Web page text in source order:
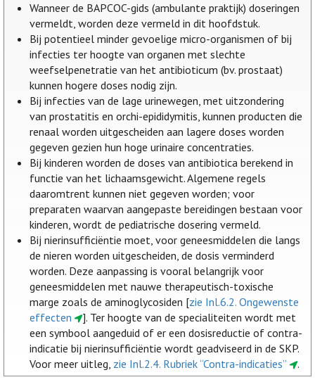
Wanneer de BAPCOC-gids (ambulante praktijk) doseringen
vermeldt, worden deze vermeld in dit hoofdstuk.
Bij potentieel minder gevoelige micro-organismen of bij
infecties ter hoogte van organen met slechte
weefselpenetratie van het antibioticum (bv. prostaat)
kunnen hogere doses nodig zijn.
Bij infecties van de lage urinewegen, met uitzondering
van prostatitis en orchi-epididymitis, kunnen producten die
renaal worden uitgescheiden aan lagere doses worden
gegeven gezien hun hoge urinaire concentraties.
Bij kinderen worden de doses van antibiotica berekend in
functie van het lichaamsgewicht. Algemene regels
daaromtrent kunnen niet gegeven worden; voor
preparaten waarvan aangepaste bereidingen bestaan voor
kinderen, wordt de pediatrische dosering vermeld.
Bij nierinsufficiëntie moet, voor geneesmiddelen die langs
de nieren worden uitgescheiden, de dosis verminderd
worden. Deze aanpassing is vooral belangrijk voor
geneesmiddelen met nauwe therapeutisch-toxische
marge zoals de aminoglycosiden [zie Inl.6.2. Ongewenste
effecten
]. Ter hoogte van de specialiteiten wordt met
een symbool aangeduid of er een dosisreductie of contra-
indicatie bij nierinsufficiëntie wordt geadviseerd in de SKP.
Voor meer uitleg, zie Inl.2.4. Rubriek “Contra-indicaties”
.